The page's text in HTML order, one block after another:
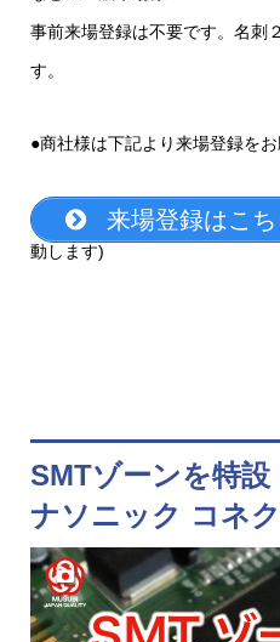
事前来場登録は不要です。名刺
す。
●商社様は下記より来場登録をお
来場登録はこち
動します)
SMTゾーンを特
ナソニック コネ